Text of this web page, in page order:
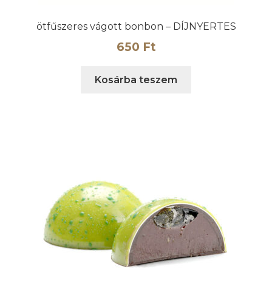
ötfűszeres vágott bonbon – DÍJNYERTES
650 Ft
Kosárba teszem